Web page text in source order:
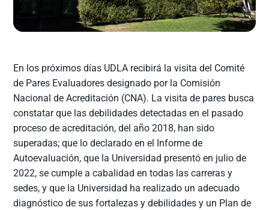
En los próximos días UDLA recibirá la visita del Comité
de Pares Evaluadores designado por la Comisión
Nacional de Acreditación (CNA). La visita de pares busca
constatar que las debilidades detectadas en el pasado
proceso de acreditación, del año 2018, han sido
superadas; que lo declarado en el Informe de
Autoevaluación, que la Universidad presentó en julio de
2022, se cumple a cabalidad en todas las carreras y
sedes, y que la Universidad ha realizado un adecuado
diagnóstico de sus fortalezas y debilidades y un Plan de